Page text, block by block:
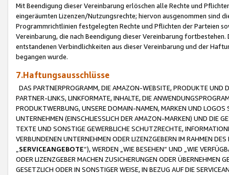
Mit Beendigung dieser Vereinbarung erlöschen alle Rechte und
eingeräumten Lizenzen/Nutzungsrechte; hiervon ausgenommen sind
Programmrichtlinien festgelegten Rechte und Pflichten der Parteien
Vereinbarung, die nach Beendigung dieser Vereinbarung
entstandenen Verbindlichkeiten aus dieser Vereinbarung und der
begangen wurde.
7.Haftungsausschlüsse
DAS PARTNERPROGRAMM, DIE AMAZON-WEBSITE, PRODUKTE UND
PARTNER-LINKS, LINKFORMATE, INHALTE, DIE
PRODUKTWERBUNG, UNSERE DOMAIN-NAMEN, MARKEN UND
UNTERNEHMEN (EINSCHLIESSLICH DER AMAZON-MARKEN) UND DIE
TEXTE UND SONSTIGE GEWERBLICHE SCHUTZRECHTE,
VERBUNDENEN UNTERNEHMEN ODER LIZENZGEBERN IM RAHMEN
SERVICEANGEBOTE“), WERDEN „WIE BESEHEN“ UND „WIE
ODER LIZENZGEBER MACHEN ZUSICHERUNGEN ODER ÜBERNEHMEN
GESETZLICH ODER IN SONSTIGER WEISE, IN BEZUG AUF DIE